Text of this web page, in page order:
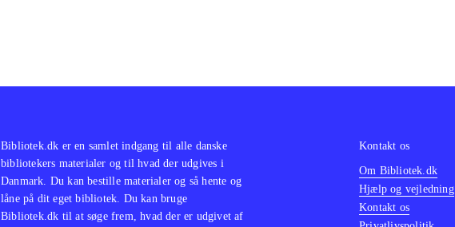
Bibliotek.dk er en samlet indgang til alle danske
bibliotekers materialer og til hvad der udgives i
Danmark. Du kan bestille materialer og så hente og
låne på dit eget bibliotek. Du kan bruge
Bibliotek.dk til at søge frem, hvad der er udgivet af
Kontakt os
Om Bibliotek.dk
Hjælp og vejledning
Kontakt os